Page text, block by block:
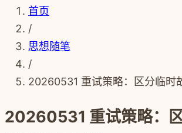
首页
/
思想随笔
/
20260531 重试策略：区分临时
20260531 重试策略：